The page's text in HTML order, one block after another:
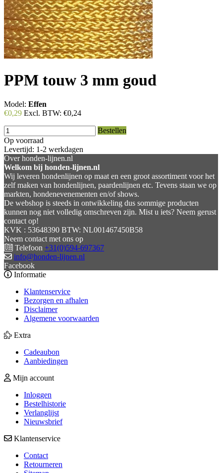
PPM touw 3 mm goud
Model: Effen
€0,29 Excl. BTW: €0,24
Bestellen
Op voorraad
Levertijd: 1-2 werkdagen
Over honden-lijnen.nl
Welkom bij honden-lijnen.nl
Wij leveren hondenlijnen op maat en een groot assortiment voor het
zelf maken van hondenlijnen, paardenlijnen etc. Tevens staan we op
markten, hondenevenementen en/of shows.
De webshop is steeds in ontwikkeling dus sommige producten
kunnen nog niet volledig omschreven zijn. Mist u iets? Neem gerust
contact op!
KVK : 53648390 BTW: NL001467450B58
Neem contact met ons op
Telefoon +31(0)594-697367
info@honden-lijnen.nl
Facebook
Informatie
Klantenservice
Bezorgen en afhalen
Disclaimer
Algemene voorwaarden
Extra
Cadeaubon
Aanbiedingen
Mijn account
Inloggen
Bestelhistorie
Verlanglijst
Nieuwsbrief
Klantenservice
Contact
Retourneren